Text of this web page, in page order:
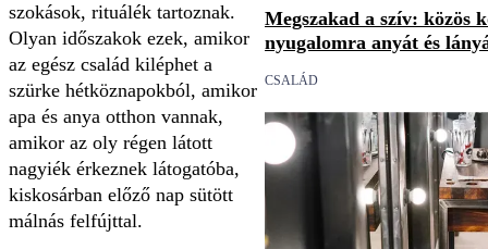
szokások, rituálék tartoznak.
Olyan időszakok ezek, amikor
az egész család kiléphet a
szürke hétköznapokból, amikor
apa és anya otthon vannak,
amikor az oly régen látott
nagyiék érkeznek látogatóba,
kiskosárban előző nap sütött
málnás felfújttal.
Megszakad a szív: közös
nyugalomra anyát és
CSALÁD